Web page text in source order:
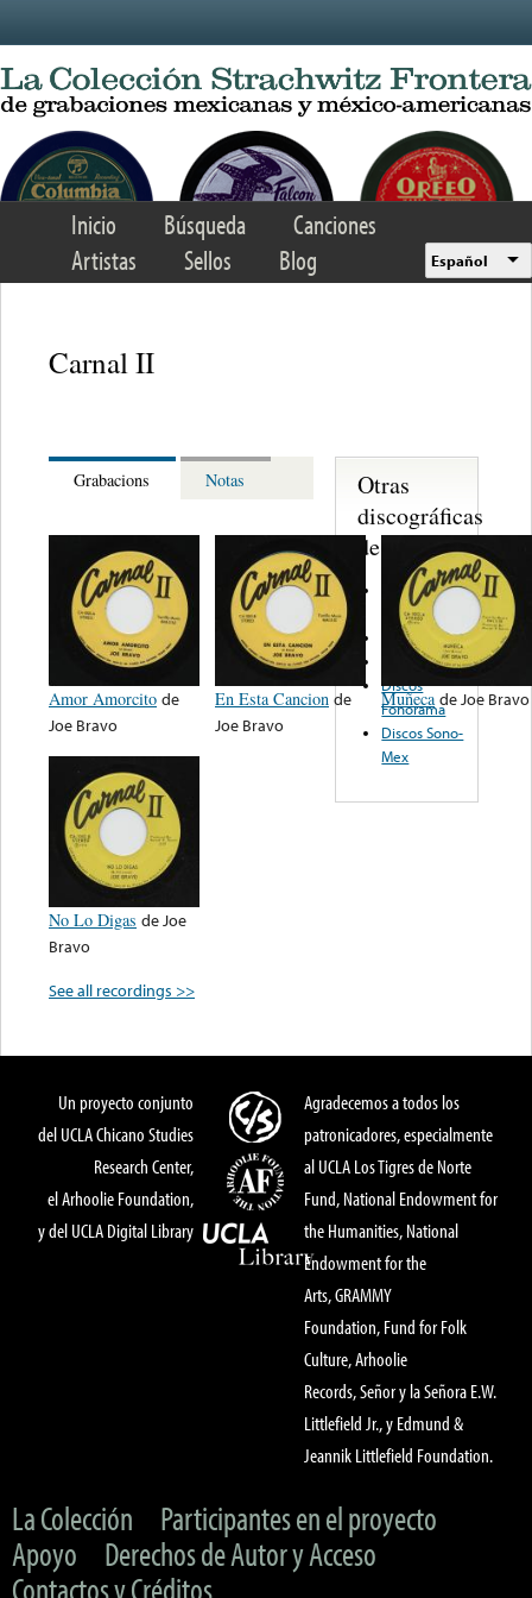
Inicio Búsqueda
Canciones
Artistas
Sellos Blog Español
Carnal II
Grabacions Notas
Amor Amorcito de
Joe Bravo
En Esta Cancion de
Joe Bravo
Muñeca deJoe Bravo
No Lo Digas deJoe
Bravo
See all recordings >>
Otras
discográficas
de nota ...
IM Discos &
Cassettes
Caliente
Discos
Fonorama
Discos Sono-
Mex
Un proyecto conjunto
del UCLA Chicano Studies
Research Center,
el Arhoolie Foundation,
y del UCLA Digital Library
Agradecemos a todos los
patronicadores, especialmente
al UCLA Los Tigres de Norte
Fund, National Endowment for
the Humanities, National
Endowment for the
Arts, GRAMMY
Foundation, Fund for Folk
Culture, Arhoolie
Records, Señor y la Señora E.W.
Littlefield Jr., y Edmund &
Jeannik Littlefield Foundation.
La Colección
Participantes en el proyecto
Apoyo
Derechos de Autor y Acceso
Contactos y Créditos